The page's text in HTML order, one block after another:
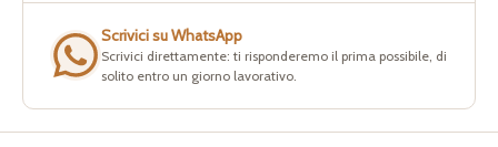
Scrivici su WhatsApp
Scrivici direttamente: ti risponderemo il prima possibile, di
solito entro un giorno lavorativo.